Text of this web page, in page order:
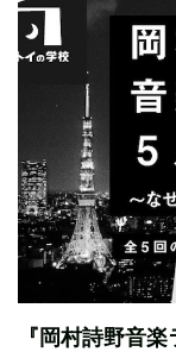
『岡村詩野音